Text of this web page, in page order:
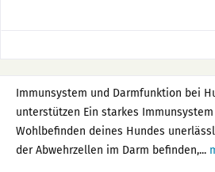
Immunsystem und Darmfunktion bei
unterstützen Ein starkes
Wohlbefinden deines Hundes
der Abwehrzellen im Darm befinden,...